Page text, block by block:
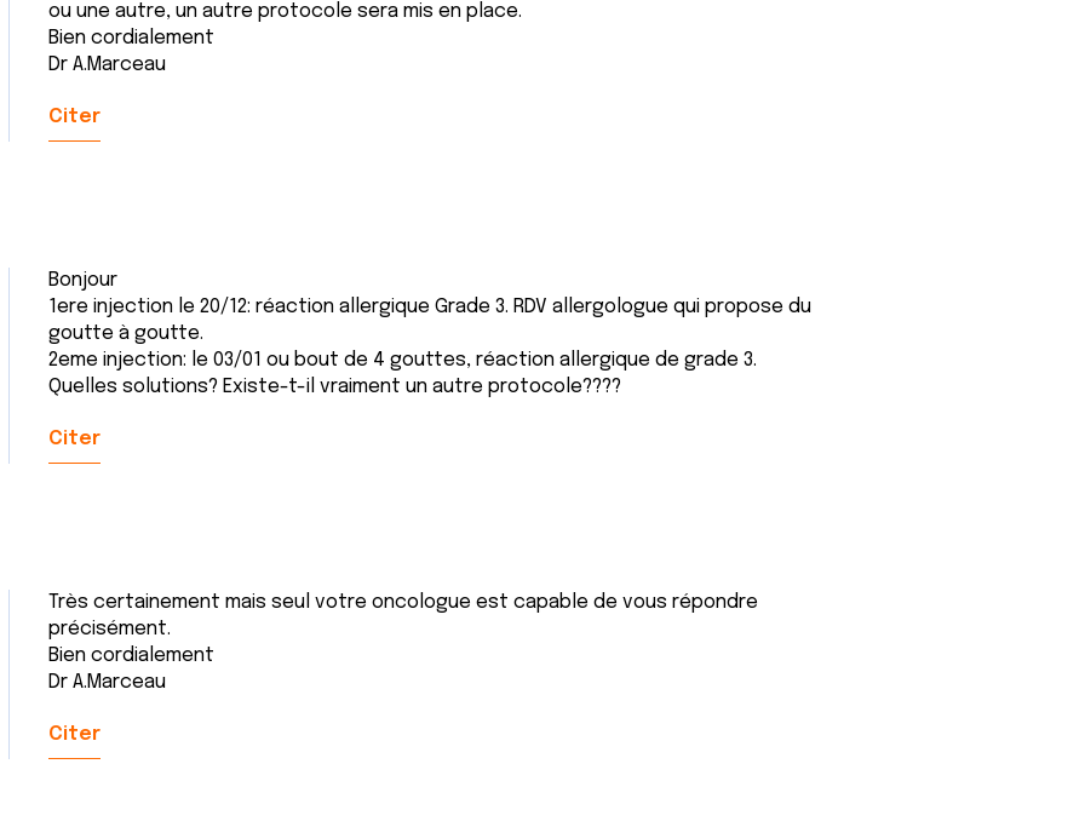
ou une autre, un autre protocole sera mis en place.
Bien cordialement
Dr A.Marceau
Citer
Bonjour
1ere injection le 20/12: réaction allergique Grade 3. RDV allergologue qui propose du
goutte à goutte.
2eme injection: le 03/01 ou bout de 4 gouttes, réaction allergique de grade 3.
Quelles solutions? Existe-t-il vraiment un autre protocole????
Citer
Très certainement mais seul votre oncologue est capable de vous répondre
précisément.
Bien cordialement
Dr A.Marceau
Citer